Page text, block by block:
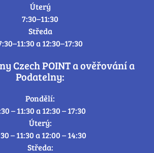
Úterý
7:30–11:30
Středa
a 12:30–17:30
Czech POINT a ověřování a
Podatelny:
Pondělí:
– 11:30 a 12:30 – 17:30
Úterý:
– 11:30 a 12:00 – 14:30
Středa: